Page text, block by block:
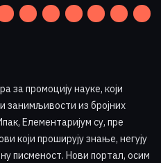
за промоцију науке, који
занимљивости из бројних
Елементаријум су, пре
који проширују знање, негују
писменост. Нови портал, осим